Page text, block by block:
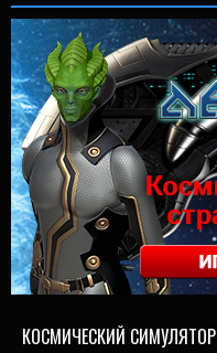
КОСМИЧЕСКИЙ СИМУЛЯТОР